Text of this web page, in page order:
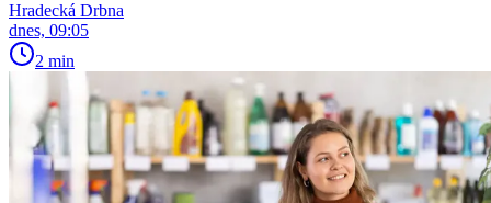
Hradecká Drbna
dnes, 09:05
2 min